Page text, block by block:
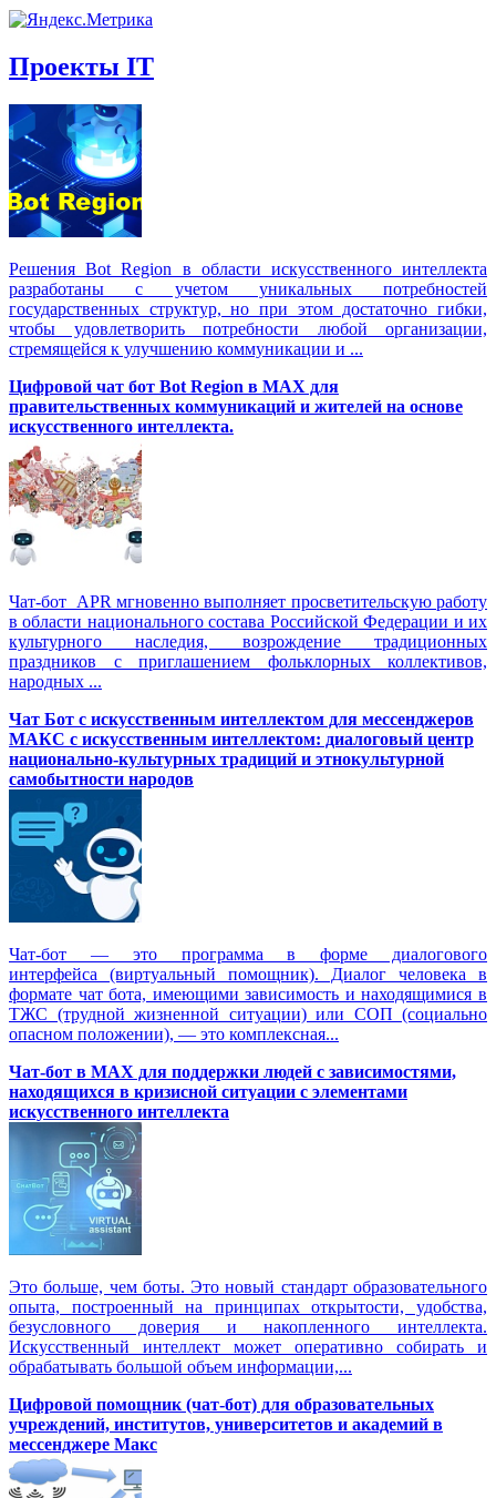
Проекты IT
Решения Вot Region в области искусственного интеллекта
разработаны с учетом уникальных потребностей
государственных структур, но при этом достаточно гибки,
чтобы удовлетворить потребности любой организации,
стремящейся к улучшению коммуникации и ...
Цифровой чат бот Вot Region в MAX для
правительственных коммуникаций и жителей на основе
искусственного интеллекта.
Чат-бот APR мгновенно выполняет просветительскую работу
в области национального состава Российской Федерации и их
культурного наследия, возрождение традиционных
праздников с приглашением фольклорных коллективов,
народных ...
Чат Бот с искусственным интеллектом для мессенджеров
МАКС с искусственным интеллектом: диалоговый центр
национально-культурных традиций и этнокультурной
самобытности народов
Чат-бот — это программа в форме диалогового
интерфейса (виртуальный помощник). Диалог человека в
формате чат бота, имеющими зависимость и находящимися в
ТЖС (трудной жизненной ситуации) или СОП (социально
опасном положении), — это комплексная...
Чат-бот в MAX для поддержки людей с зависимостями,
находящихся в кризисной ситуации с элементами
искусственного интеллекта
Это больше, чем боты. Это новый стандарт образовательного
опыта, построенный на принципах открытости, удобства,
безусловного доверия и накопленного интеллекта.
Искусственный интеллект может оперативно собирать и
обрабатывать большой объем информации,...
Цифровой помощник (чат-бот) для образовательных
учреждений, институтов, университетов и академий в
мессенджере Макс